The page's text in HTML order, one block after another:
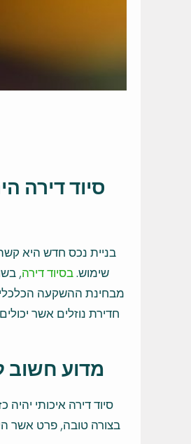
סיוד דירה
בניית נכס חדש היא
שימוש.בסיוד דירה,
מבחינת ההשקעה
חדירת נוזלים אשר
מדוע חשוב
סיוד דירה איכותי
בצורה טובה, פרט אשר